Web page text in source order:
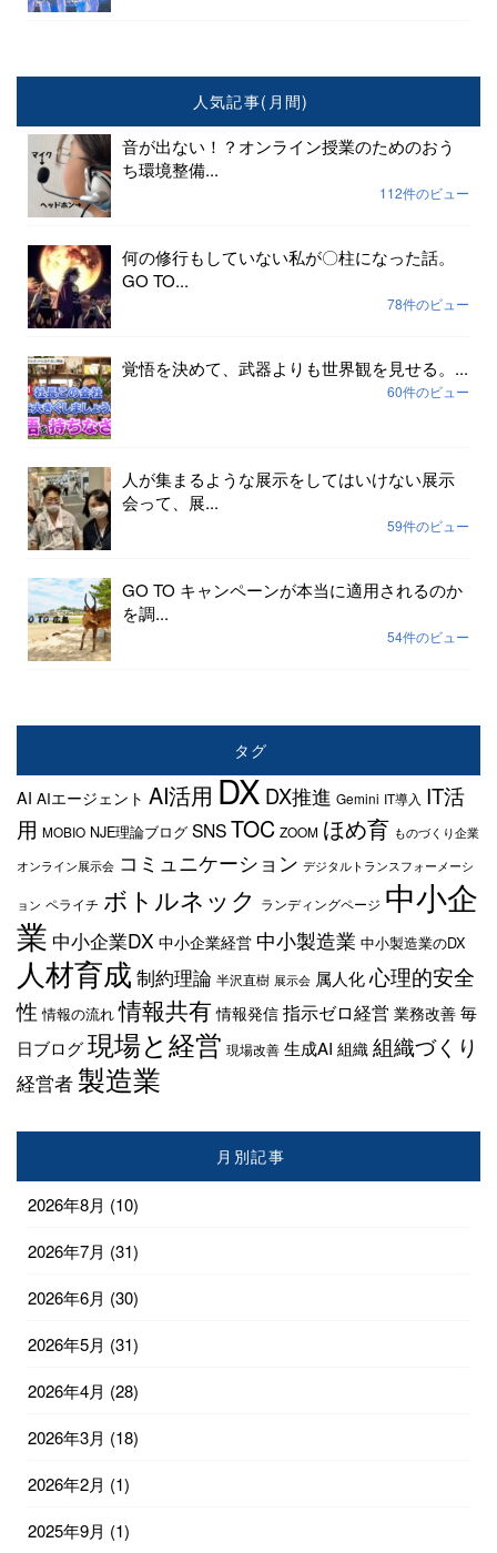
人気記事(月間)
音が出ない！？オンライン授業のためのおう
ち環境整備...
112件のビュー
何の修行もしていない私が〇柱になった話。
GO TO...
78件のビュー
覚悟を決めて、武器よりも世界観を見せる。...
60件のビュー
人が集まるような展示をしてはいけない展示
会って、展...
59件のビュー
GO TO キャンペーンが本当に適用されるのか
を調...
54件のビュー
タグ
AI AIエージェント AI活用 DXDX推進 Gemini IT導入 IT活
用 MOBIO NJE理論ブログ SNSTOC ZOOM ほめ育 ものづくり企業
オンライン展示会 コミュニケーション デジタルトランスフォーメーシ
ョン ペライチ ボトルネック ランディングページ 中小企
業 中小企業DX 中小企業経営 中小製造業 中小製造業のDX
人材育成 制約理論 半沢直樹 展示会 属人化心理的安全
性 情報の流れ 情報共有 情報発信 指示ゼロ経営 業務改善 毎
日ブログ現場と経営 現場改善 生成AI 組織 組織づくり
経営者 製造業
月別記事
2026年8月 (10)
2026年7月 (31)
2026年6月 (30)
2026年5月 (31)
2026年4月 (28)
2026年3月 (18)
2026年2月 (1)
2025年9月 (1)